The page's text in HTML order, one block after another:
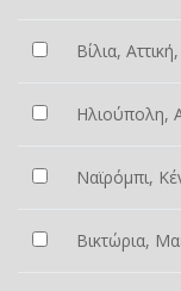
Βίλια,
Ηλιούπολη,
Ναϊρόμπι,
Βικτώρια,